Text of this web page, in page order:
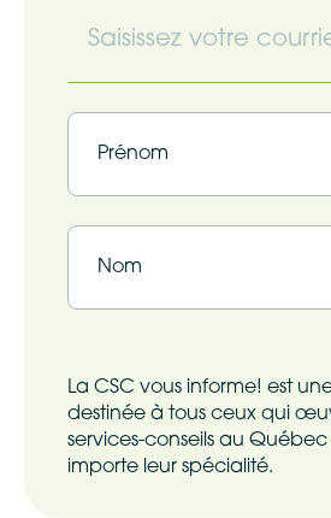
Infolettre
Infolettre
La CSC vous informe! est
destinée à tous ceux qui
services-conseils au
importe leur spécialité.